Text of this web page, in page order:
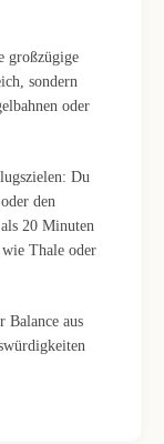
großzügige
sondern
oder
Du
den
20 Minuten
Thale oder
Balance aus